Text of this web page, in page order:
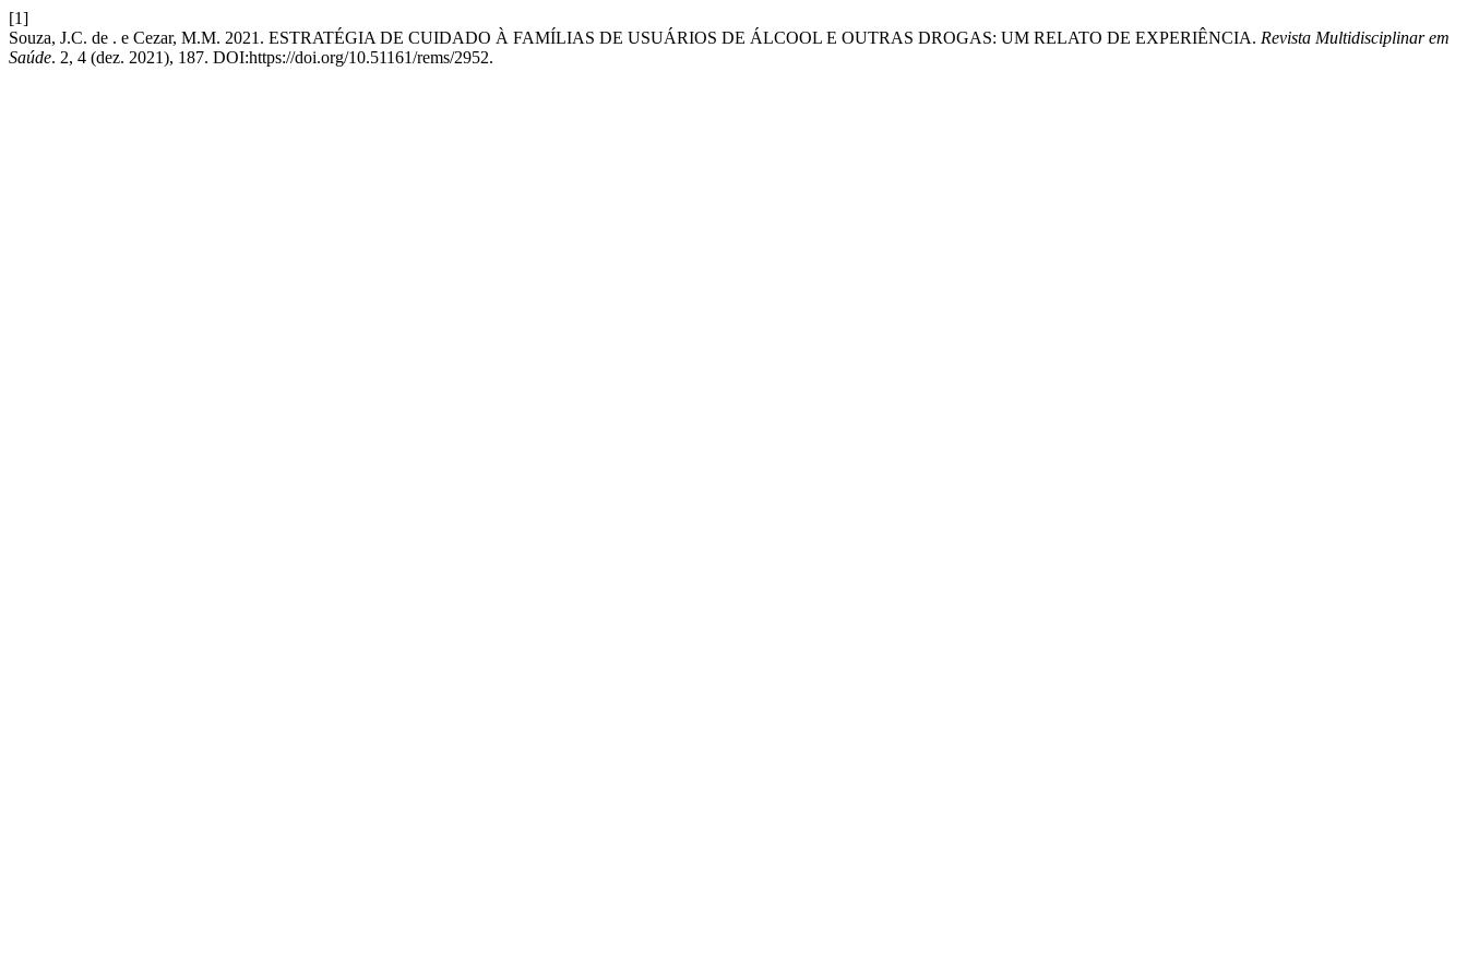
[1]
Souza, J.C. de . e Cezar, M.M. 2021. ESTRATÉGIA DE CUIDADO À FAMÍLIAS DE USUÁRIOS DE ÁLCOOL E OUTRAS DROGAS: UM RELATO DE EXPERIÊNCIA. Revista Multidisciplinar em
Saúde. 2, 4 (dez. 2021), 187. DOI:https://doi.org/10.51161/rems/2952.